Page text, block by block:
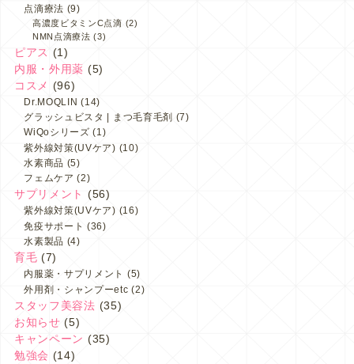
点滴療法 (9)
高濃度ビタミンC点滴 (2)
NMN点滴療法 (3)
ピアス (1)
内服・外用薬 (5)
コスメ
(96)
Dr.MOQLIN (14)
グラッシュビスタ | まつ毛育毛剤 (7)
WiQoシリーズ (1)
紫外線対策(UVケア) (10)
水素商品 (5)
フェムケア (2)
サプリメント (56)
紫外線対策(UVケア) (16)
免疫サポート (36)
水素製品 (4)
育毛 (7)
内服薬・サプリメント (5)
外用剤・シャンプーetc (2)
スタッフ美容法 (35)
お知らせ (5)
キャンペーン (35)
勉強会 (14)